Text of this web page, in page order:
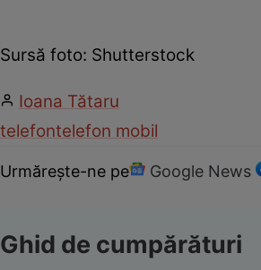
Sursă foto: Shutterstock
Ioana Tătaru
telefontelefon mobil
Urmărește-ne pe Google News
Ghid de cumpărături